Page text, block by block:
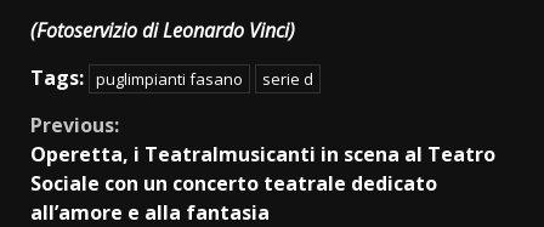
(Fotoservizio di Leonardo Vinci)
Tags: puglimpianti fasano serie d
Continue
Reading
Previous:
Operetta, i Teatralmusicanti in scena al Teatro
Sociale con un concerto teatrale dedicato
all’amore e alla fantasia